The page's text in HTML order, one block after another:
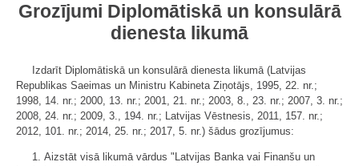
Grozījumi Diplomātiskā un konsulārā
dienesta likumā
Izdarīt Diplomātiskā un konsulārā dienesta likumā (Latvijas
Republikas Saeimas un Ministru Kabineta Ziņotājs, 1995, 22. nr.;
1998, 14. nr.; 2000, 13. nr.; 2001, 21. nr.; 2003, 8., 23. nr.; 2007, 3. nr.;
2008, 24. nr.; 2009, 3., 194. nr.; Latvijas Vēstnesis, 2011, 157. nr.;
2012, 101. nr.; 2014, 25. nr.; 2017, 5. nr.) šādus grozījumus:
1. Aizstāt visā likumā vārdus "Latvijas Banka vai Finanšu un